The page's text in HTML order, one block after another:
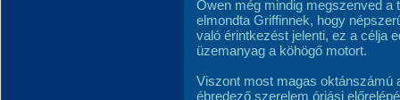
Owen még mindig megszenved
elmondta Griffinnek, hogy
való érintkezést jelenti, ez a célja
üzemanyag a köhögő motort.
Viszont most magas oktánszámú
ébredező szerelem óriási